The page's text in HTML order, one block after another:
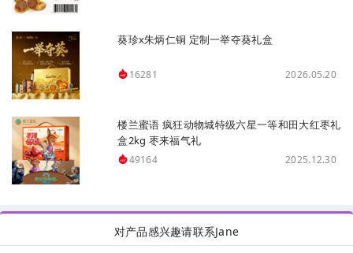
葵珍x朱炳仁铜 定制一举夺葵礼盒
16281 2026.05.20
楼兰蜜语 疯狂动物城特级六星一等和田大红枣礼
盒2kg 枣来福气礼
49164 2025.12.30
对产品感兴趣请联系Jane